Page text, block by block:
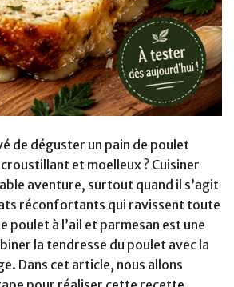
de déguster un pain de poulet
et moelleux ? Cuisiner
aventure, surtout quand il s’agit
réconfortants qui ravissent toute
poulet à l’ail et parmesan est une
la tendresse du poulet avec la
Dans cet article, nous allons